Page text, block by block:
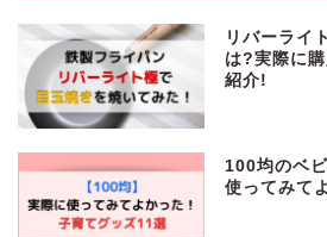
t
e
r
リバーライ
は?実際に
紹介!
100均のベ
使ってみて